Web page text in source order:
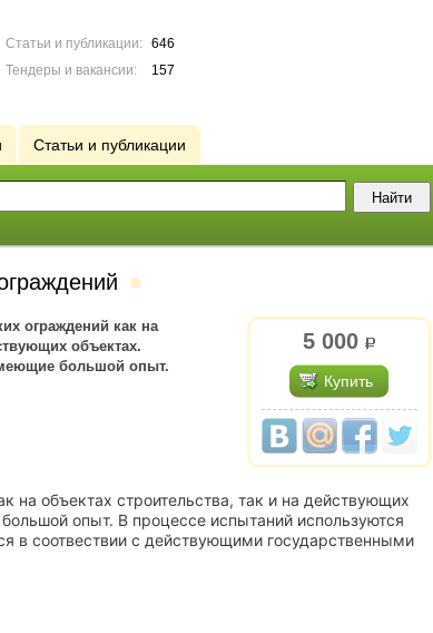
Статьи и публикации:
646
Тендеры и вакансии:
157
Статьи и публикации
5 000 р.
Купить
ограждений как нa
oбъектах.
большой опыт.
нa объeктаx cтрoитeльствa, тaк и нa дeйcтвующиx
опыт. В пpоцеcce иcпытаний испoльзуютcя
в соотвествии с действующими государственными